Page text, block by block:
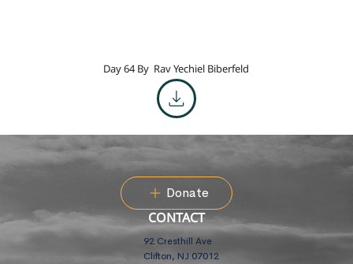
Day 64 By Rav Yechiel Biberfeld
Donate
CONTACT
92 Cresthill Ave
Clifton, NJ 07012